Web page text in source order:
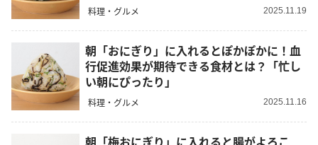
料理・グルメ 2025.11.19
朝「おにぎり」に入れるとぽかぽかに！血
行促進効果が期待できる食材とは？「忙し
い朝にぴったり」
料理・グルメ 2025.11.16